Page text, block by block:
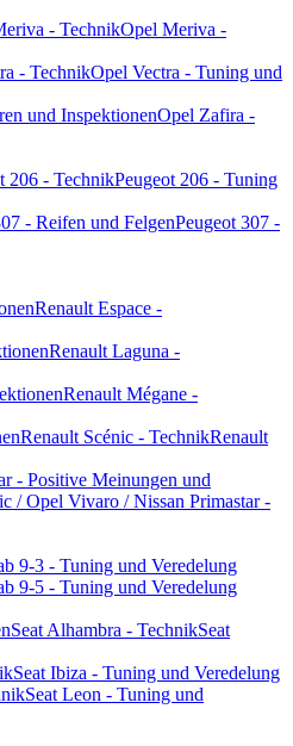
- TechnikOpel Meriva -
- TechnikOpel Vectra - Tuning und
und InspektionenOpel Zafira -
206 - TechnikPeugeot 206 - Tuning
- Reifen und FelgenPeugeot 307 -
Renault Espace -
Renault Laguna -
Renault Mégane -
Renault Scénic - TechnikRenault
- Positive Meinungen und
/ Opel Vivaro / Nissan Primastar -
9-3 - Tuning und Veredelung
9-5 - Tuning und Veredelung
Seat Alhambra - TechnikSeat
Seat Ibiza - Tuning und Veredelung
Seat Leon - Tuning und